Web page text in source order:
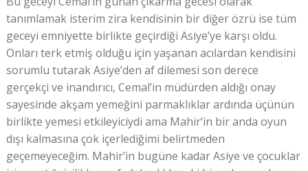
tanımlamak isterim zira kendisinin bir diğer özrü ise tüm
geceyi emniyette birlikte geçirdiği Asiye’ye karşı oldu.
Onları terk etmiş olduğu için yaşanan acılardan kendisini
sorumlu tutarak Asiye’den af dilemesi son derece
gerçekçi ve inandırıcı, Cemal’in müdürden aldığı onay
sayesinde akşam yemeğini parmaklıklar ardında üçünün
birlikte yemesi etkileyiciydi ama Mahir’in bir anda oyun
dışı kalmasına çok içerlediğimi belirtmeden
geçemeyeceğim. Mahir’in bugüne kadar Asiye ve çocuklar